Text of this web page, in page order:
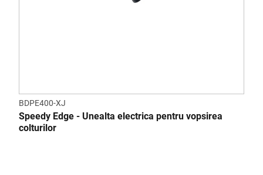
BDPE400-XJ
Speedy Edge - Unealta electrica pentru vopsirea
colturilor